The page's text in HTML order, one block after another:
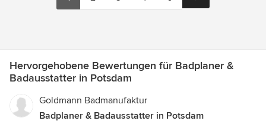
Hervorgehobene Bewertungen für Badplaner &
Badausstatter in Potsdam
Goldmann Badmanufaktur
Badplaner & Badausstatter in Potsdam